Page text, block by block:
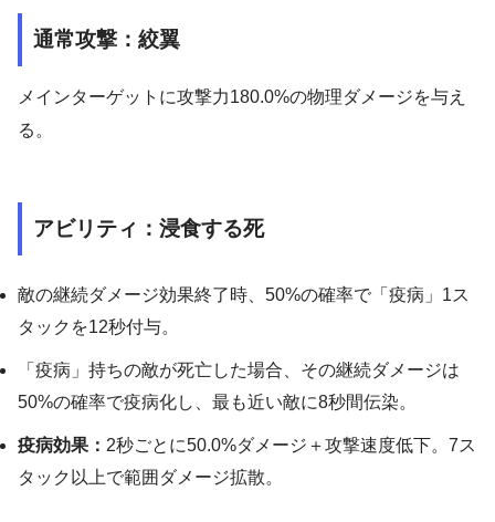
通常攻撃： 絞翼
メインターゲットに攻撃力180.0%の物理ダメージを与え
る。
アビリティ： 浸食する死
敵の継続ダメージ効果終了時、50%の確率で「疫病」1ス
タックを12秒付与。
「疫病」持ちの敵が死亡した場合、その継続ダメージは
50%の確率で疫病化し、最も近い敵に8秒間伝染。
疫病効果： 2秒ごとに50.0%ダメージ＋攻撃速度低下。7ス
タック以上で範囲ダメージ拡散。